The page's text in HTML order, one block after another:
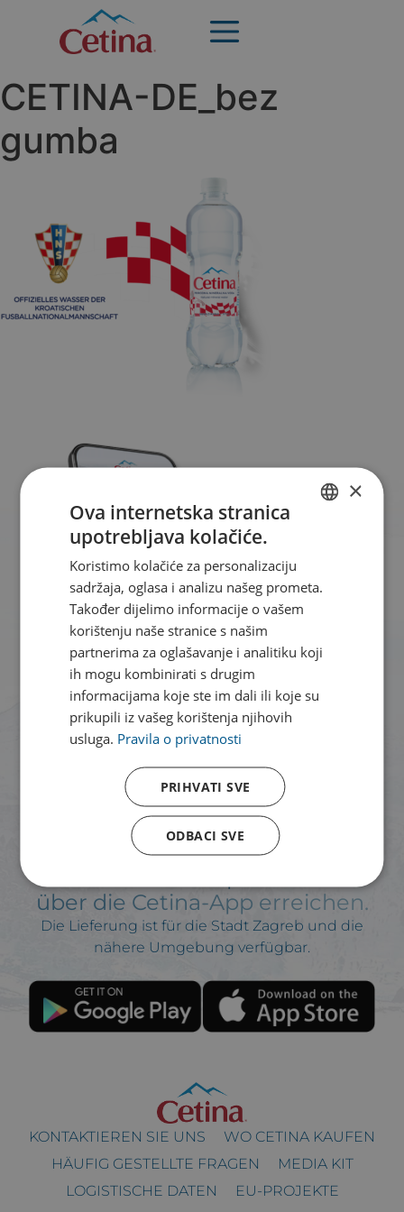
CETINA-DE_bez
gumba
über die Cetina-App erreichen.
Die Lieferung ist für die Stadt Zagreb und die
nähere Umgebung verfügbar.
KONTAKTIEREN SIE UNS
WO CETINA KAUFEN
HÄUFIG GESTELLTE FRAGEN
MEDIA KIT
LOGISTISCHE DATEN
EU-PROJEKTE
×
Ova internetska stranica
upotrebljava kolačiće.
Koristimo kolačiće za personalizaciju
sadržaja, oglasa i analizu našeg prometa.
Također dijelimo informacije o vašem
korištenju naše stranice s našim
partnerima za oglašavanje i analitiku koji
ih mogu kombinirati s drugim
informacijama koje ste im dali ili koje su
prikupili iz vašeg korištenja njihovih
usluga. Pravila o privatnosti
PRIHVATI SVE
ODBACI SVE